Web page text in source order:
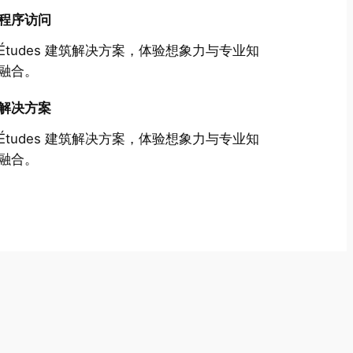
序访问
建筑解决方案，体验想象力与专业知
合。
决方案
建筑解决方案，体验想象力与专业知
合。